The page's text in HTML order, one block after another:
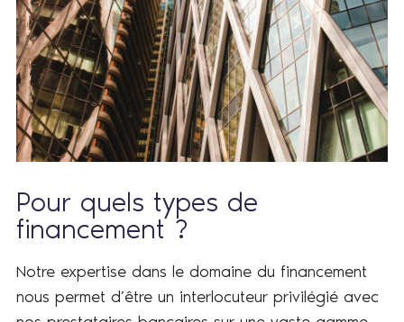
Pour quels types de
financement ?
Notre expertise dans le domaine du financement
nous permet d’être un interlocuteur privilégié avec